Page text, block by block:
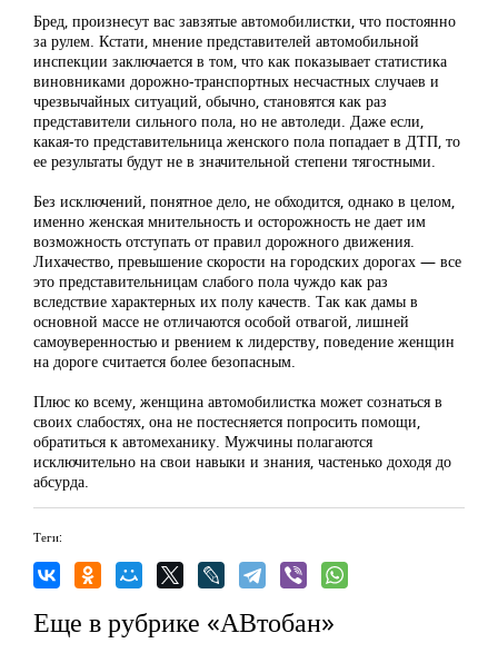
Бред, произнесут вас завзятые автомобилистки, что постоянно
за рулем. Кстати, мнение представителей автомобильной
инспекции заключается в том, что как показывает статистика
виновниками дорожно-транспортных несчастных случаев и
чрезвычайных ситуаций, обычно, становятся как раз
представители сильного пола, но не автоледи. Даже если,
какая-то представительница женского пола попадает в ДТП, то
ее результаты будут не в значительной степени тягостными.
Без исключений, понятное дело, не обходится, однако в целом,
именно женская мнительность и осторожность не дает им
возможность отступать от правил дорожного движения.
Лихачество, превышение скорости на городских дорогах — все
это представительницам слабого пола чуждо как раз
вследствие характерных их полу качеств. Так как дамы в
основной массе не отличаются особой отвагой, лишней
самоуверенностью и рвением к лидерству, поведение женщин
на дороге считается более безопасным.
Плюс ко всему, женщина автомобилистка может сознаться в
своих слабостях, она не постесняется попросить помощи,
обратиться к автомеханику. Мужчины полагаются
исключительно на свои навыки и знания, частенько доходя до
абсурда.
Теги:
Еще в рубрике «АВтобан»